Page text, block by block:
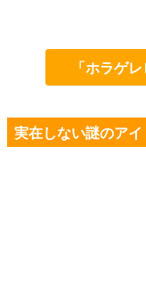
「ホラゲ
実在しない謎のア